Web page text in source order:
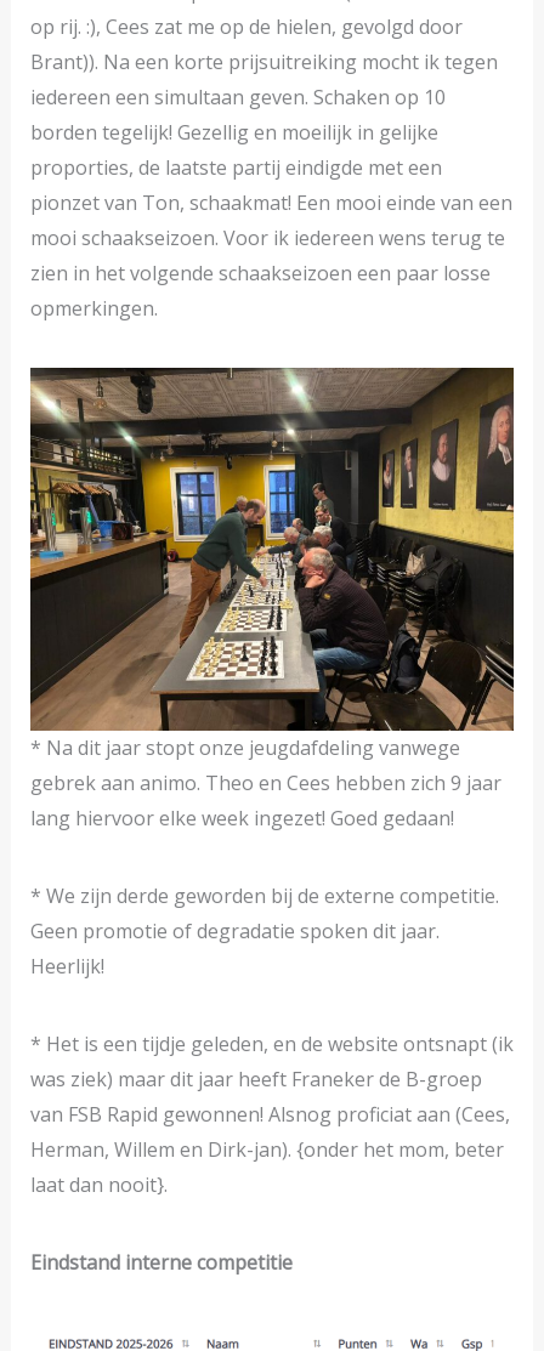
op rij. :), Cees zat me op de hielen, gevolgd door
Brant)). Na een korte prijsuitreiking mocht ik tegen
iedereen een simultaan geven. Schaken op 10
borden tegelijk! Gezellig en moeilijk in gelijke
proporties, de laatste partij eindigde met een
pionzet van Ton, schaakmat! Een mooi einde van een
mooi schaakseizoen. Voor ik iedereen wens terug te
zien in het volgende schaakseizoen een paar losse
opmerkingen.
* Na dit jaar stopt onze jeugdafdeling vanwege
gebrek aan animo. Theo en Cees hebben zich 9 jaar
lang hiervoor elke week ingezet! Goed gedaan!
* We zijn derde geworden bij de externe competitie.
Geen promotie of degradatie spoken dit jaar.
Heerlijk!
* Het is een tijdje geleden, en de website ontsnapt (ik
was ziek) maar dit jaar heeft Franeker de B-groep
van FSB Rapid gewonnen! Alsnog proficiat aan (Cees,
Herman, Willem en Dirk-jan). {onder het mom, beter
laat dan nooit}.
Eindstand interne competitie